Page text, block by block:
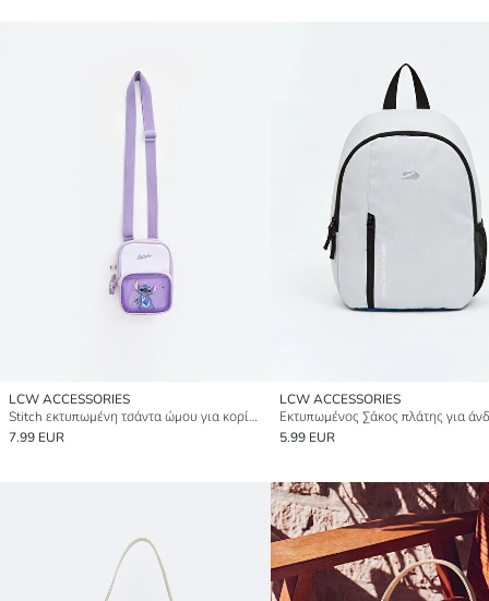
LCW ACCESSORIES
Stitch εκτυπωμένη τσάντα ώμου για κορίτσια
7.99 EUR
LCW ACCESSORIES
Εκτυπωμένος Σάκος πλάτης για
5.99 EUR